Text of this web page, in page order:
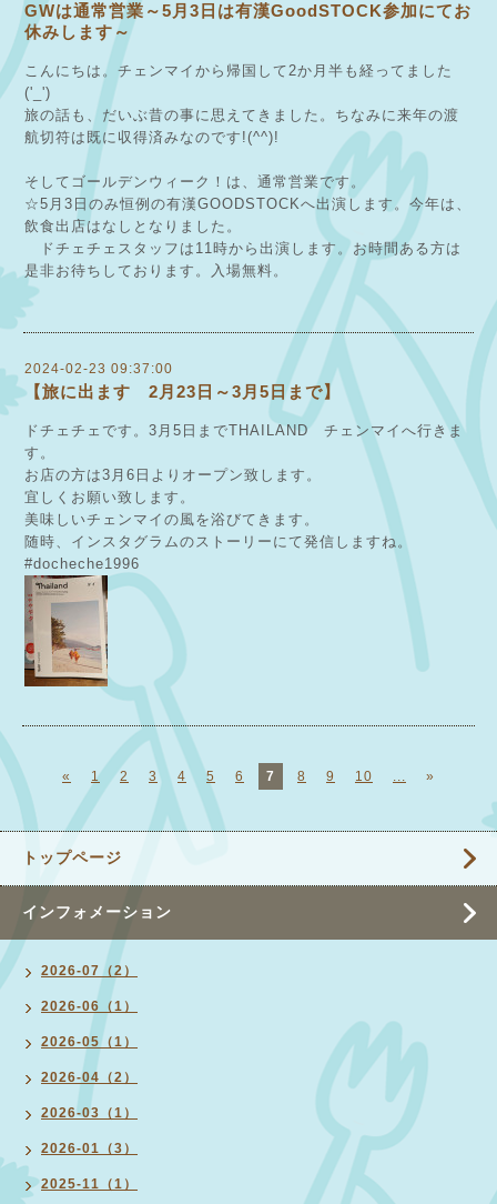
GWは通常営業～5月3日は有漢GoodSTOCK参加にてお
休みします～
こんにちは。チェンマイから帰国して2か月半も経ってました
('_')
旅の話も、だいぶ昔の事に思えてきました。ちなみに来年の渡
航切符は既に収得済みなのです!(^^)!
そしてゴールデンウィーク！は、通常営業です。
☆5月3日のみ恒例の有漢GOODSTOCKへ出演します。今年は、
飲食出店はなしとなりました。
ドチェチェスタッフは11時から出演します。お時間ある方は
是非お待ちしております。入場無料。
2024-02-23 09:37:00
【旅に出ます 2月23日～3月5日まで】
ドチェチェです。3月5日までTHAILAND チェンマイへ行きま
す。
お店の方は3月6日よりオープン致します。
宜しくお願い致します。
美味しいチェンマイの風を浴びてきます。
随時、インスタグラムのストーリーにて発信しますね。
#docheche1996
« 1 2 3 4 5 6 7 8 9 10 ... »
トップページ
インフォメーション
2026-07（2）
2026-06（1）
2026-05（1）
2026-04（2）
2026-03（1）
2026-01（3）
2025-11（1）